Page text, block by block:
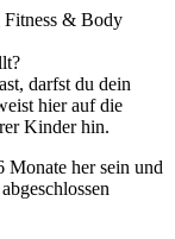
Fitness & Body
darfst du dein
hier auf die
Kinder hin.
Monate her sein und